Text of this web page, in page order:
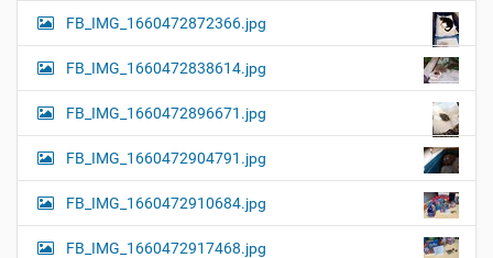
FB_IMG_1660472872366.jpg
FB_IMG_1660472838614.jpg
FB_IMG_1660472896671.jpg
FB_IMG_1660472904791.jpg
FB_IMG_1660472910684.jpg
FB_IMG_1660472917468.jpg